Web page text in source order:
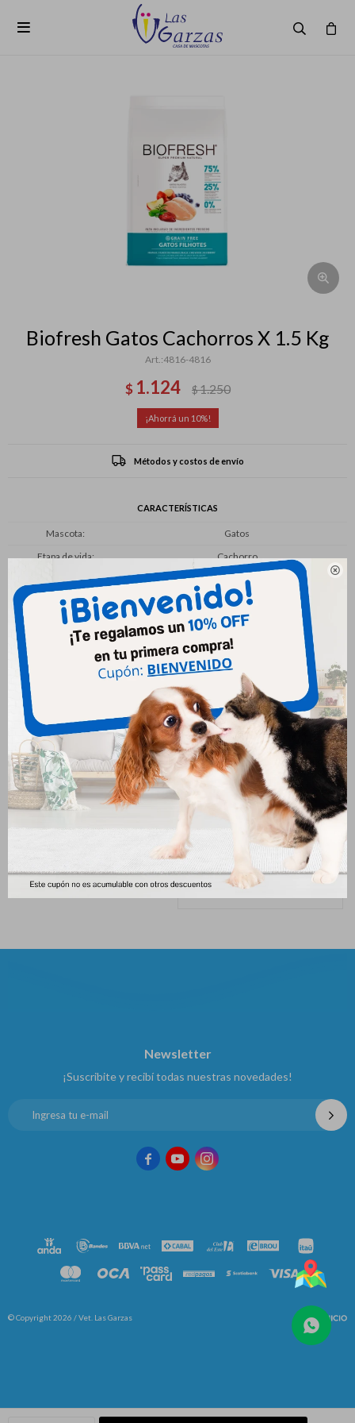


Biofresh Gatos Cachorros X 1.5 Kg
4816-4816
$ 1.124 $1.250
10
Métodos y costos de envío
CARACTERÍSTICAS
Mascota
Gatos
Etapa de vida
Cachorro
Productos que te pueden interesar
Hpm Cachorro Perro Pequeño
$ 995
Newsletter
¡Suscribite y recibí todas nuestras novedades!
  
© Copyright 2026 / Vet. Las Garzas